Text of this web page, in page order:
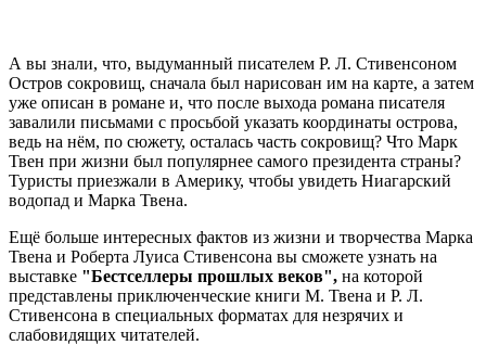
А вы знали, что, выдуманный писателем Р. Л. Стивенсоном
Остров сокровищ, сначала был нарисован им на карте, а затем
уже описан в романе и, что после выхода романа писателя
завалили письмами с просьбой указать координаты острова,
ведь на нём, по сюжету, осталась часть сокровищ? Что Марк
Твен при жизни был популярнее самого президента страны?
Туристы приезжали в Америку, чтобы увидеть Ниагарский
водопад и Марка Твена.
Ещё больше интересных фактов из жизни и творчества Марка
Твена и Роберта Луиса Стивенсона вы сможете узнать на
выставке "Бестселлеры прошлых веков", на которой
представлены приключенческие книги М. Твена и Р. Л.
Стивенсона в специальных форматах для незрячих и
слабовидящих читателей.